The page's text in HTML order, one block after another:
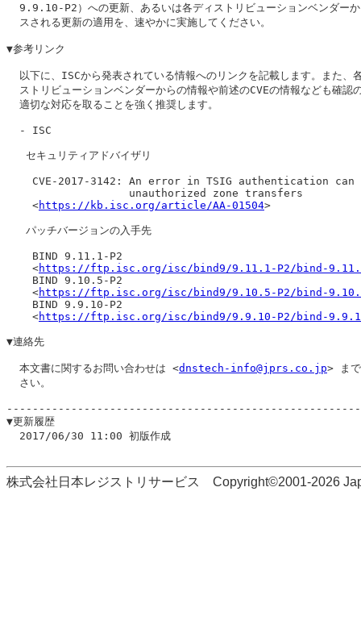
9.9.10-P2）への更新、あるいは各ディストリビューションベンダー
  スされる更新の適用を、速やかに実施してください。
▼参考リンク
以下に、ISCから発表されている情報へのリンクを記載します。また、
ストリビューションベンダーからの情報や前述のCVEの情報なども確認
  適切な対応を取ることを強く推奨します。
  - ISC
   セキュリティアドバイザリ
CVE-2017-3142: An error in TSIG authentication can
                   unauthorized zone transfers
    <
https://kb.isc.org/article/AA-01504>
   パッチバージョンの入手先
    BIND 9.11.1-P2
    <
https://ftp.isc.org/isc/bind9/9.11.1-P2/bind-
    BIND 9.10.5-P2
    <
https://ftp.isc.org/isc/bind9/9.10.5-P2/bind-
    BIND 9.9.10-P2
    <
https://ftp.isc.org/isc/bind9/9.9.10-P2/bind-
▼連絡先
  本文書に関するお問い合わせは <
dnstech-info@jprs.co.jp> まで
  さい。
▼更新履歴
  2017/06/30 11:00 初版作成
株式会社日本レジストリサービス Copyright©2001-2026